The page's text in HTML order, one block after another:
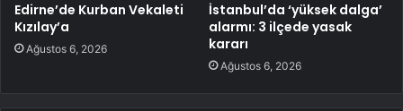
Edirne’de Kurban Vekaleti
Kızılay’a
Ağustos 6, 2026
İstanbul’da ‘yüksek dalga’
alarmı: 3 ilçede yasak
kararı
Ağustos 6, 2026